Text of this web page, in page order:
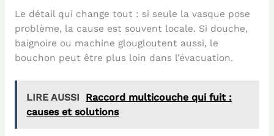
Le détail qui change tout : si seule la vasque pose
problème, la cause est souvent locale. Si douche,
baignoire ou machine glougloutent aussi, le
bouchon peut être plus loin dans l’évacuation.
LIRE AUSSI
Raccord multicouche qui fuit :
causes et solutions